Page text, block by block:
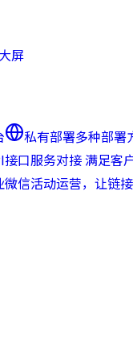
大屏
私有部署多种部署
接口服务对接 满足客
微信活动运营，让链接